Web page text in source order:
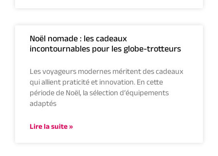
Noël nomade : les cadeaux
incontournables pour les globe-trotteurs
Les voyageurs modernes méritent des cadeaux
qui allient praticité et innovation. En cette
période de Noël, la sélection d’équipements
adaptés
Lire la suite »